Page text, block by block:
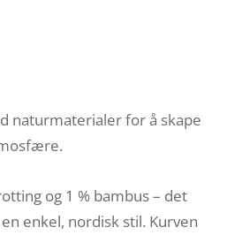
naturmaterialer for å skape
og 1 % bambus – det
enkel, nordisk stil. Kurven